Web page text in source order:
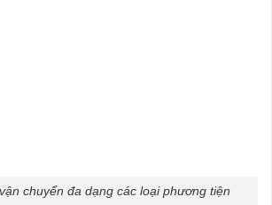
chuyển đa dạng các loại phương tiện